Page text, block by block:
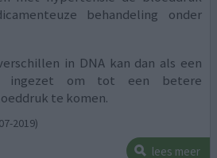
behandeling onder
in DNA kan dan als een
ingezet om tot een betere
te komen.
2019)
lees meer